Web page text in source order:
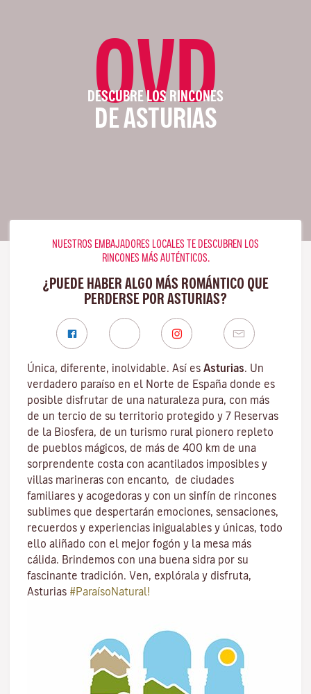
OVD
DESCUBRE LOS RINCONES
DE ASTURIAS
NUESTROS EMBAJADORES LOCALES TE DESCUBREN LOS
RINCONES MÁS AUTÉNTICOS.
¿PUEDE HABER ALGO MÁS ROMÁNTICO QUE
PERDERSE POR ASTURIAS?
Única, diferente, inolvidable. Así es Asturias. Un
verdadero paraíso en el Norte de España donde es
posible disfrutar de una naturaleza pura, con más
de un tercio de su territorio protegido y 7 Reservas
de la Biosfera, de un turismo rural pionero repleto
de pueblos mágicos, de más de 400 km de una
sorprendente costa con acantilados imposibles y
villas marineras con encanto, de ciudades
familiares y acogedoras y con un sinfín de rincones
sublimes que despertarán emociones, sensaciones,
recuerdos y experiencias inigualables y únicas, todo
ello aliñado con el mejor fogón y la mesa más
cálida. Brindemos con una buena sidra por su
fascinante tradición. Ven, explórala y disfruta,
Asturias #ParaísoNatural!